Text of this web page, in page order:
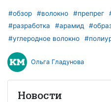
#обзор #волокно #препрег
#разработка
#арамид
#углеродное волокно
Ольга Гладунова
Новости